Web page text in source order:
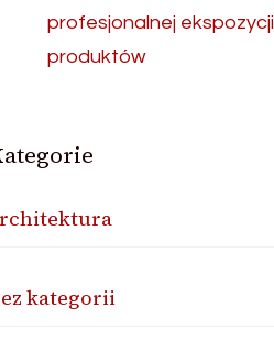
profesjonalnej ekspozycji
produktów
kategorii